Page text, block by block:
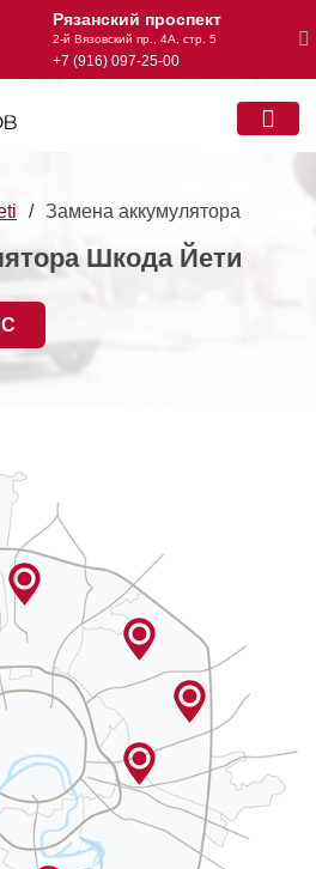
Рязанский проспект
2-й Вязовский пр., 4А, стр. 5
+7 (916) 097-25-00
Замена аккумулятора
Шкода Йети